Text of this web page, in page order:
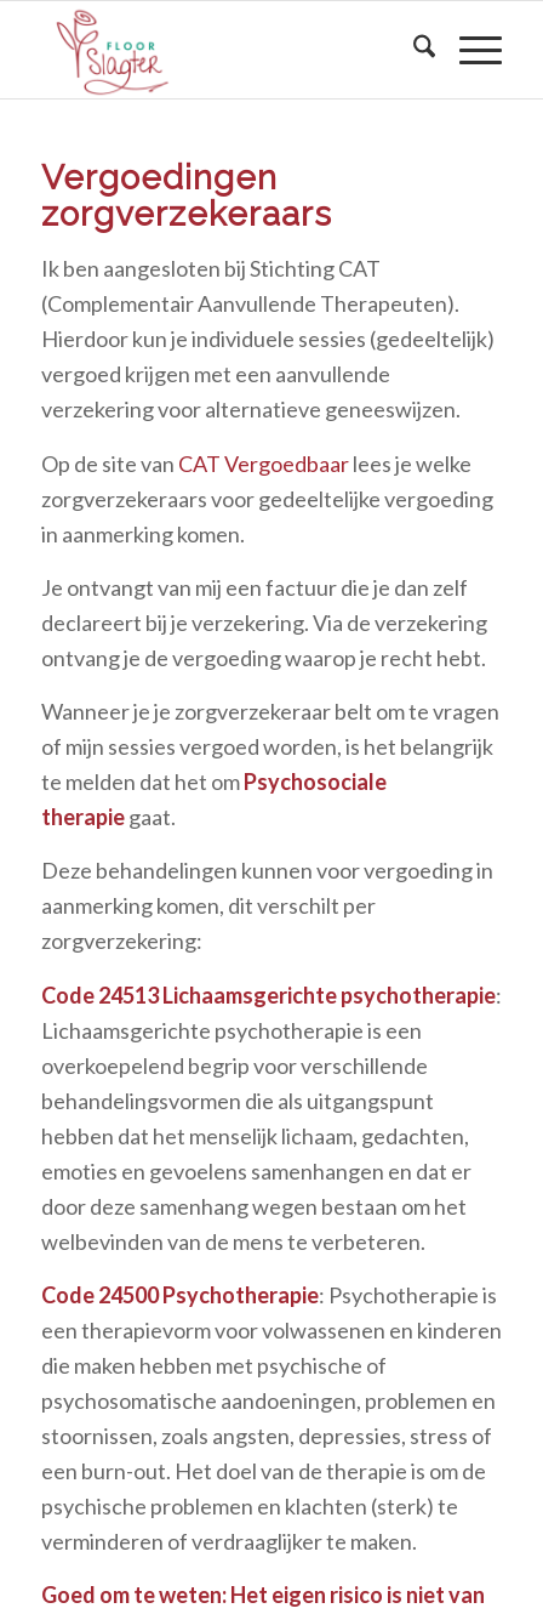
Vergoedingen
zorgverzekeraars
Ik ben aangesloten bij Stichting CAT
(Complementair Aanvullende Therapeuten).
Hierdoor kun je individuele sessies (gedeeltelijk)
vergoed krijgen met een aanvullende
verzekering voor alternatieve geneeswijzen.
Op de site van CAT Vergoedbaarlees je welke
zorgverzekeraars voor gedeeltelijke vergoeding
in aanmerking komen.
Je ontvangt van mij een factuur die je dan zelf
declareert bij je verzekering. Via de verzekering
ontvang je de vergoeding waarop je recht hebt.
Wanneer je je zorgverzekeraar belt om te vragen
of mijn sessies vergoed worden, is het belangrijk
te melden dat het omPsychosociale
therapiegaat.
Deze behandelingen kunnen voor vergoeding in
aanmerking komen, dit verschilt per
zorgverzekering:
Code 24513 Lichaamsgerichte psychotherapie:
Lichaamsgerichte psychotherapie is een
overkoepelend begrip voor verschillende
behandelingsvormen die als uitgangspunt
hebben dat het menselijk lichaam, gedachten,
emoties en gevoelens samenhangen en dat er
door deze samenhang wegen bestaan om het
welbevinden van de mens te verbeteren.
Code 24500 Psychotherapie: Psychotherapie is
een therapievorm voor volwassenen en kinderen
die maken hebben met psychische of
psychosomatische aandoeningen, problemen en
stoornissen, zoals angsten, depressies, stress of
een burn-out. Het doel van de therapie is om de
psychische problemen en klachten (sterk) te
verminderen of verdraaglijker te maken.
Goed om te weten: Het eigen risico is niet van